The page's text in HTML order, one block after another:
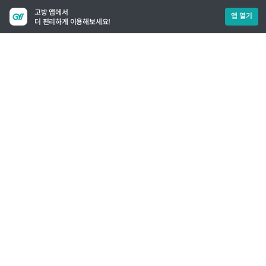
고방 앱에서
더 편리하게 이용해보세요!
앱 열기